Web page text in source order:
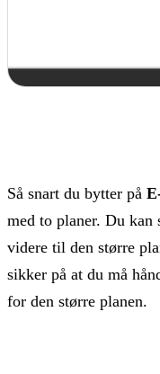
Så snart du bytter på
med to planer. Du kan
videre til den større
sikker på at du må
for den større planen.